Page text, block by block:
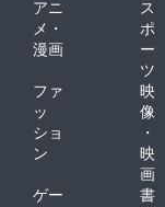
アニ
メ・
漫画
ス
ポ
ー
ツ
ファ
ッ
ショ
ン
映
像
・
映
画
ゲー
書